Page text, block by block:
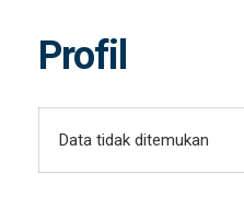
Profil
Data tidak ditemukan